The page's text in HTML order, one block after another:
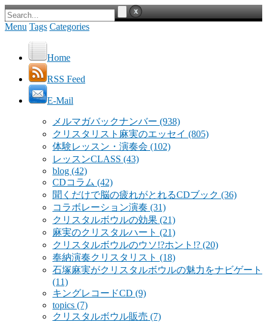
Menu Tags Categories
Home
RSS Feed
E-Mail
メルマガバックナンバー (938)
クリスタリスト麻実のエッセイ (805)
体験レッスン・演奏会 (102)
レッスンCLASS (43)
blog (42)
CDコラム (42)
聞くだけで脳の疲れがとれるCDブック (36)
コラボレーション演奏 (31)
クリスタルボウルの効果 (21)
麻実のクリスタルハート (21)
クリスタルボウルのウソ!?ホント!? (20)
奉納演奏クリスタリスト (18)
石塚麻実がクリスタルボウルの魅力をナビゲート
(11)
キングレコードCD (9)
topics (7)
クリスタルボウル販売 (7)